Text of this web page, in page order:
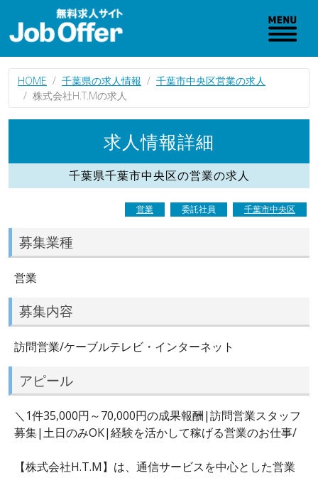
HOME 千葉県の求人情報
千葉市中央区営業の求人
株式会社H.T.Mの求人
求人情報詳細
千葉県千葉市中央区の営業の求人
営業 委託社員 千葉市中央区
募集業種
営業
募集内容
訪問営業/ケーブルテレビ・インターネット
アピール
＼1件35,000円～70,000円の成果報酬|訪問営業スタッフ
募集|土日のみOK|経験を活かして稼げる営業のお仕事/
【株式会社H.T.M】は、通信サービスを中心とした営業